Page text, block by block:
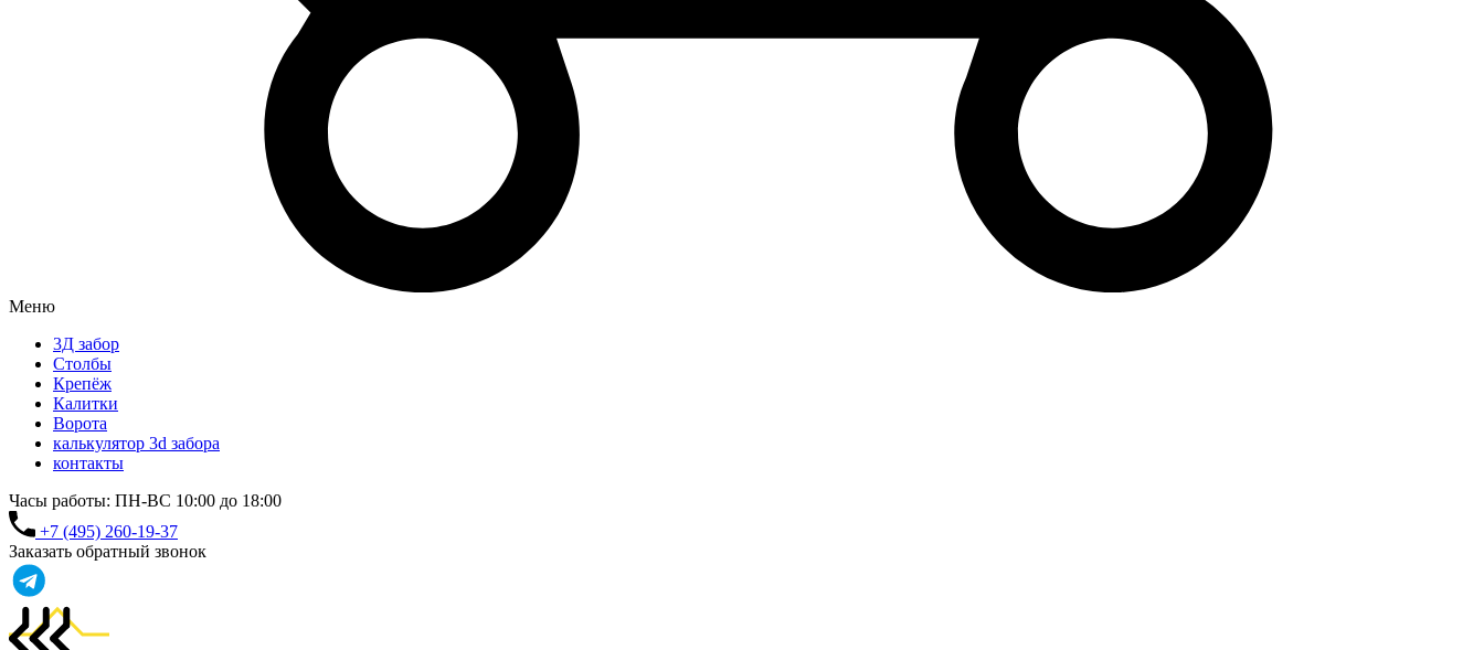
Меню
3Д забор
Столбы
Крепёж
Калитки
Ворота
калькулятор 3d забора
контакты
Часы работы: ПН-ВС 10:00 до 18:00
+7 (495) 260-19-37
Заказать обратный звонок